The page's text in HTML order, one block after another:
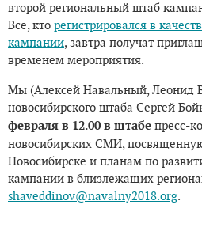
второй региональный штаб
Все, кто регистрировался в
кампании, завтра получат
временем мероприятия.
Мы (Алексей Навальный, Леонид
новосибирского штаба Сергей
февраля в 12.00 в штабе пресс-
новосибирских СМИ,
Новосибирске и планам по
кампании в близлежащих
shaveddinov@navalny2018.org